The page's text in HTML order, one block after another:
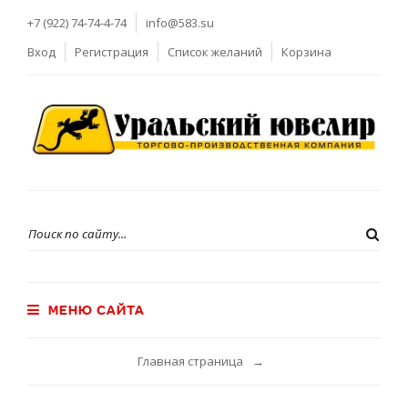
+7 (922) 74-74-4-74
info@583.su
Вход
Регистрация Список желаний Корзина
МЕНЮ САЙТА
Главная страница →